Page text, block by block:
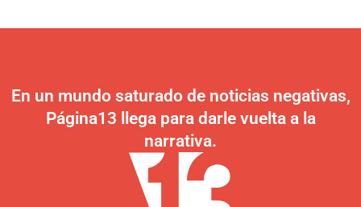
En un mundo saturado de noticias negativas,
Página13 llega para darle vuelta a la
narrativa.